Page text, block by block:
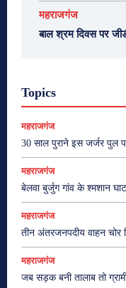
महराजगंज
बाल श्रम दिवस पर
Topics
महराजगंज
30 साल पुराने इस जर्जर पुल
महराजगंज
बेलवा बुर्जुग गांव के श्मशान
महराजगंज
तीन अंतरजनपदीय वाहन चोर
महराजगंज
जब सड़क बनी तालाब तो